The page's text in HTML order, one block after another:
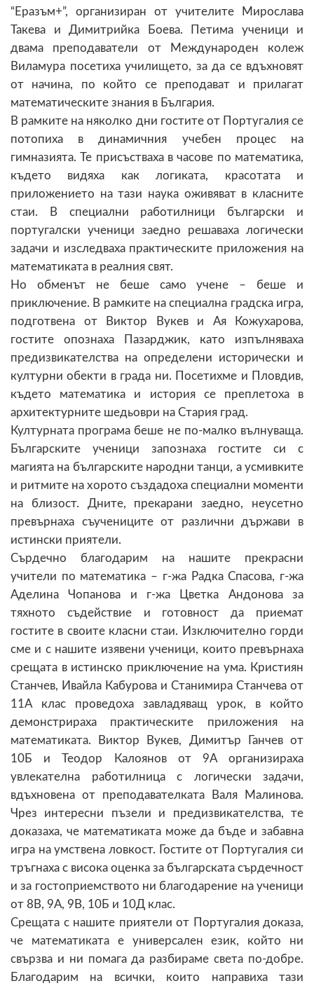
“Еразъм+”, организиран от учителите Мирослава
Такева и Димитрийка Боева. Петима ученици и
двама преподаватели от Международен колеж
Виламура посетиха училището, за да се вдъхновят
от начина, по който се преподават и прилагат
математическите знания в България.
В рамките на няколко дни гостите от Португалия се
потопиха в динамичния учебен процес на
гимназията. Те присъстваха в часове по математика,
където видяха как логиката, красотата и
приложението на тази наука оживяват в класните
стаи. В специални работилници български и
португалски ученици заедно решаваха логически
задачи и изследваха практическите приложения на
математиката в реалния свят.
Но обменът не беше само учене – беше и
приключение. В рамките на специална градска игра,
подготвена от Виктор Вукев и Ая Кожухарова,
гостите опознаха Пазарджик, като изпълняваха
предизвикателства на определени исторически и
културни обекти в града ни. Посетихме и Пловдив,
където математика и история се преплетоха в
архитектурните шедьоври на Стария град.
Културната програма беше не по-малко вълнуваща.
Българските ученици запознаха гостите си с
магията на българските народни танци, а усмивките
и ритмите на хорото създадоха специални моменти
на близост. Дните, прекарани заедно, неусетно
превърнаха съучениците от различни държави в
истински приятели.
Сърдечно благодарим на нашите прекрасни
учители по математика – г-жа Радка Спасова, г-жа
Аделина Чопанова и г-жа Цветка Андонова за
тяхното съдействие и готовност да приемат
гостите в своите класни стаи. Изключително горди
сме и с нашите изявени ученици, които превърнаха
срещата в истинско приключение на ума. Кристиян
Станчев, Ивайла Кабурова и Станимира Станчева от
11А клас проведоха завладяващ урок, в който
демонстрираха практическите приложения на
математиката. Виктор Вукев, Димитър Ганчев от
10Б и Теодор Калоянов от 9А организираха
увлекателна работилница с логически задачи,
вдъхновена от преподавателката Валя Малинова.
Чрез интересни пъзели и предизвикателства, те
доказаха, че математиката може да бъде и забавна
игра на умствена ловкост. Гостите от Португалия си
тръгнаха с висока оценка за българската сърдечност
и за гостоприемството ни благодарение на ученици
от 8В, 9А, 9В, 10Б и 10Д клас.
Срещата с нашите приятели от Португалия доказа,
че математиката е универсален език, който ни
свързва и ни помага да разбираме света по-добре.
Благодарим на всички, които направиха тази